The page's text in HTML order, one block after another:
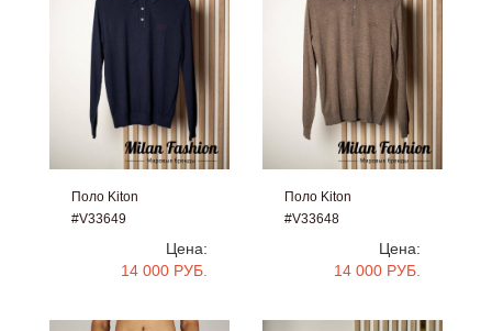
Поло Kiton
#V33649
Цена:
14 000 РУБ.
Поло Kiton
#V33648
Цена:
14 000 РУБ.